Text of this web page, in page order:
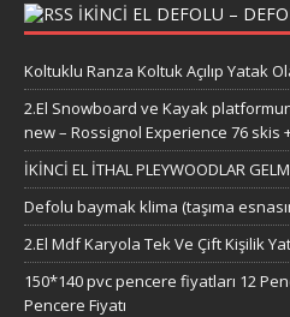
IKINCI EL DEFOLU –
Koltuklu Ranza Koltuk Açılıp Yatak
2.El Snowboard ve Kayak
new – Rossignol Experience 76 skis
İKİNCİ EL İTHAL PLEYWOODLAR
Defolu baymak klima (taşıma
2.El Mdf Karyola Tek Ve Çift Kişilik
150*140 pvc pencere fiyatları 12
Pencere Fiyatı